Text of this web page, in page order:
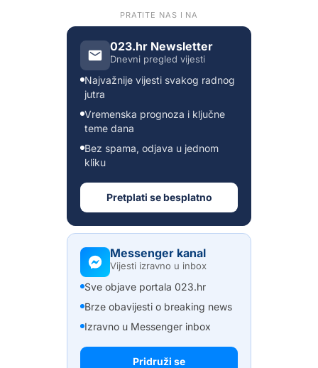
PRATITE NAS I NA
023.hr Newsletter
Dnevni pregled vijesti
Najvažnije vijesti svakog radnog
jutra
Vremenska prognoza i ključne
teme dana
Bez spama, odjava u jednom
kliku
Pretplati se besplatno
Messenger kanal
Vijesti izravno u inbox
Sve objave portala 023.hr
Brze obavijesti o breaking news
Izravno u Messenger inbox
Pridruži se